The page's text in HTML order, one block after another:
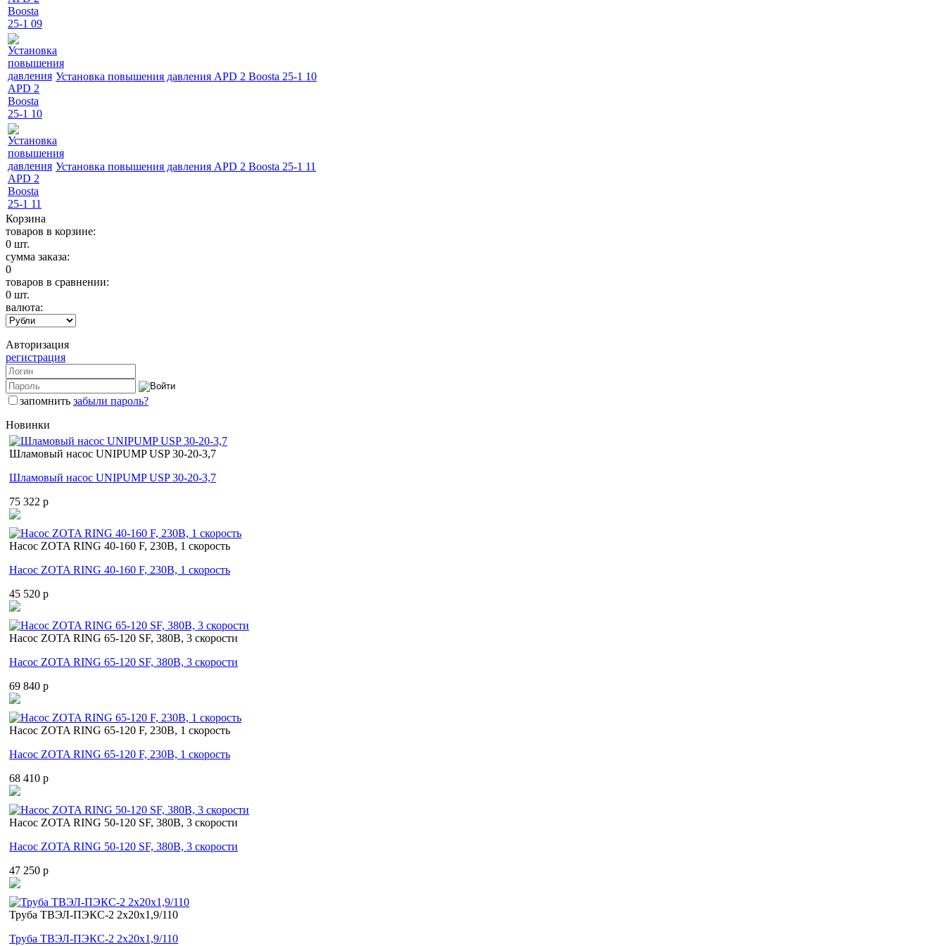
Установка повышения давления APD 2 Boosta 25-1 10
Установка повышения давления APD 2 Boosta 25-1 11
Корзина
товаров в корзине:
0 шт.
сумма заказа:
0
товаров в сравнении:
0 шт.
валюта:
Авторизация
регистрация
запомнить забыли пароль?
Новинки
Шламовый насос UNIPUMP USP 30-20-3,7
Шламовый насос UNIPUMP USP 30-20-3,7
75 322 p
Насос ZOTA RING 40-160 F, 230В, 1 скорость
Насос ZOTA RING 40-160 F, 230В, 1 скорость
45 520 p
Насос ZOTA RING 65-120 SF, 380В, 3 скорости
Насос ZOTA RING 65-120 SF, 380В, 3 скорости
69 840 p
Насос ZOTA RING 65-120 F, 230В, 1 скорость
Насос ZOTA RING 65-120 F, 230В, 1 скорость
68 410 p
Насос ZOTA RING 50-120 SF, 380В, 3 скорости
Насос ZOTA RING 50-120 SF, 380В, 3 скорости
47 250 p
Труба ТВЭЛ-ПЭКС-2 2x20x1,9/110
Труба ТВЭЛ-ПЭКС-2 2x20x1,9/110